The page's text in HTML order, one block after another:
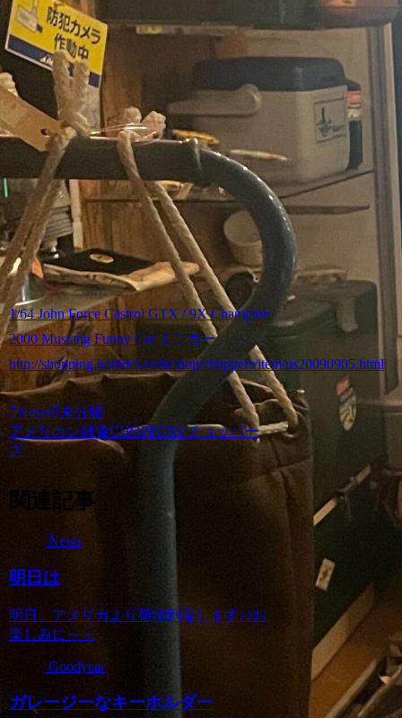
1/64 John Force Castrol GTX / 9X Champion
2000 Mustang Funny Car ミニカー
http://shopping.hobidas.com/shop/choppers/item/us20090905.html
News 未分類
アメリカン雑貨CHOPPERS チョッパー
ズ
関連記事
News
明日は
明日、アメリカより荷物到着します♪♪お
楽しみに～～
Goodyear
ガレージーなキーホルダー